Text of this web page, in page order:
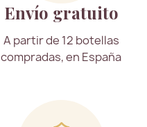
Envío gratuito
A partir de 12 botellas
compradas, en España